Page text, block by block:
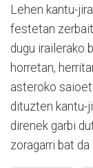
Lehen kantu-
festetan
dugu irailerako
horretan,
asteroko
dituzten kantu-
direnek garbi
zoragarri bat da